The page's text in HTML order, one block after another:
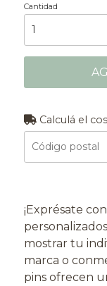
Cantidad
Calculá el
¡Exprésate
mostrar tu
marca o
pins ofrecen